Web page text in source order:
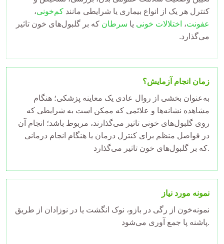
کنترل هر یک از انواع بیماری یا شرایطی مانند کم‌خونی،
عفونت، اختلالات خونی یا سرطان که بر گلبول‌های خون تاثیر
می‌گذارد.
زمان انجام آزمایش؟
مشاهده نشانه‌ها و علائمی که ممکن است به شرایطی که
روی گلبول‌های خونی تاثیر می‌گذارند، مربوط باشد؛ انجام آن
در فواصل منظم برای کنترل درمان یا هنگام انجام درمانی
که بر گلبول ‌های خون تاثیر می‌گذارد.
نمونه مورد نیاز
نمونه‌خون از رگی در بازو، نوک انگشت یا در نوزادان از طریق
پاشنه پا جمع آوری می‌شود.